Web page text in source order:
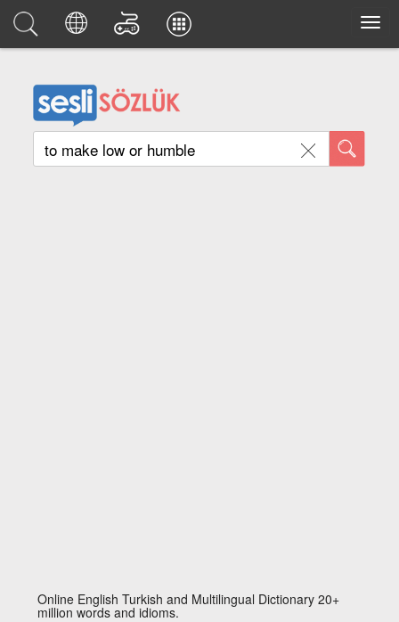
Online English Turkish and Multilingual Dictionary 20+
million words and idioms.